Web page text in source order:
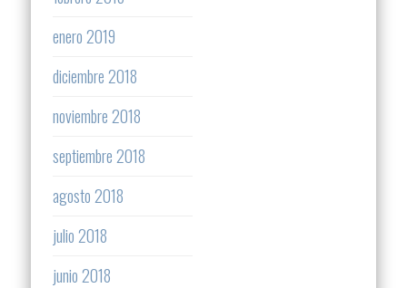
enero 2019
diciembre 2018
noviembre 2018
septiembre 2018
agosto 2018
julio 2018
junio 2018